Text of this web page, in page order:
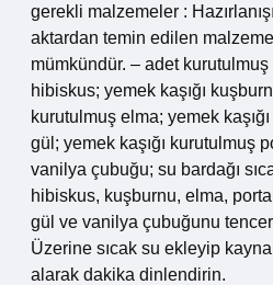
gerekli malzemeler :
aktardan temin edilen
mümkündür. – adet kurutulmuş
hibiskus; yemek kaşığı
kurutulmuş elma; yemek
gül; yemek kaşığı kurutulmuş
vanilya çubuğu; su bardağı
hibiskus, kuşburnu, elma,
gül ve vanilya çubuğunu
Üzerine sıcak su ekleyip
alarak dakika dinlendirin.